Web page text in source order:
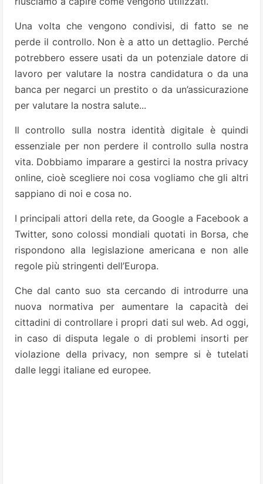
Una volta che vengono condivisi, di fatto se ne
perde il controllo. Non è a atto un dettaglio. Perché
potrebbero essere usati da un potenziale datore di
lavoro per valutare la nostra candidatura o da una
banca per negarci un prestito o da un’assicurazione
per valutare la nostra salute...
Il controllo sulla nostra identità digitale è quindi
essenziale per non perdere il controllo sulla nostra
vita. Dobbiamo imparare a gestirci la nostra privacy
online, cioè scegliere noi cosa vogliamo che gli altri
sappiano di noi e cosa no.
I principali attori della rete, da Google a Facebook a
Twitter, sono colossi mondiali quotati in Borsa, che
rispondono alla legislazione americana e non alle
regole più stringenti dell’Europa.
Che dal canto suo sta cercando di introdurre una
nuova normativa per aumentare la capacità dei
cittadini di controllare i propri dati sul web. Ad oggi,
in caso di disputa legale o di problemi insorti per
violazione della privacy, non sempre si è tutelati
dalle leggi italiane ed europee.